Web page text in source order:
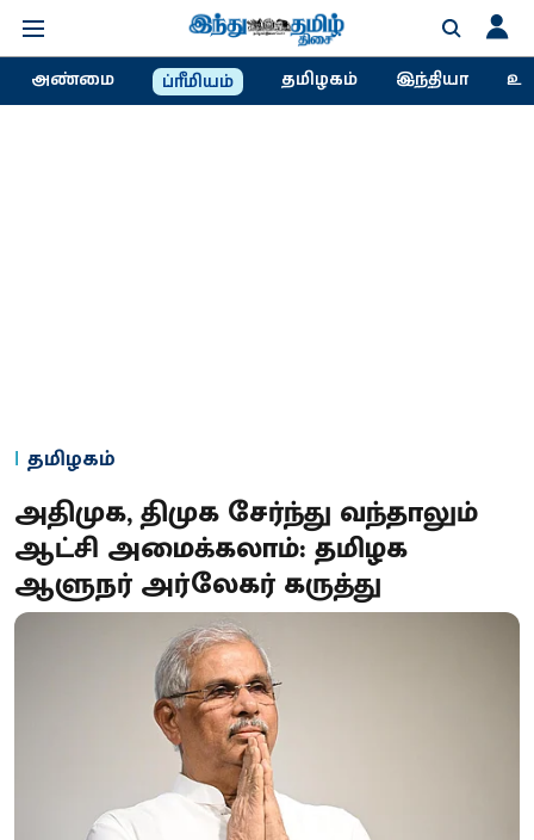
அண்மை ப்ரீமியம் தமிழகம் இந்தியா
தமிழகம்
அதிமுக, திமுக சேர்ந்து வந்தாலும்
ஆட்சி அமைக்கலாம்: தமிழக
ஆளுநர் அர்லேகர் கருத்து